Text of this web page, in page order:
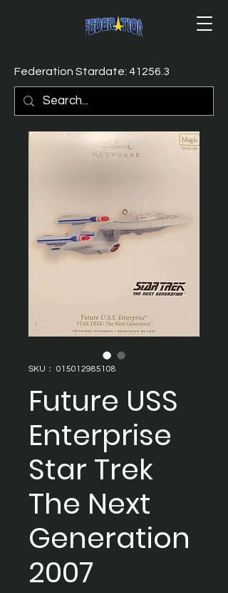
Federation Stardate: 41256.3
SKU： 015012985108
Future USS
Enterprise
Star Trek
The Next
Generation
2007